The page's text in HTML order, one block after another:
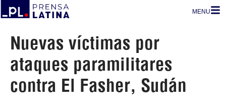
MENU
Nuevas víctimas por
ataques paramilitares
contra El Fasher, Sudán